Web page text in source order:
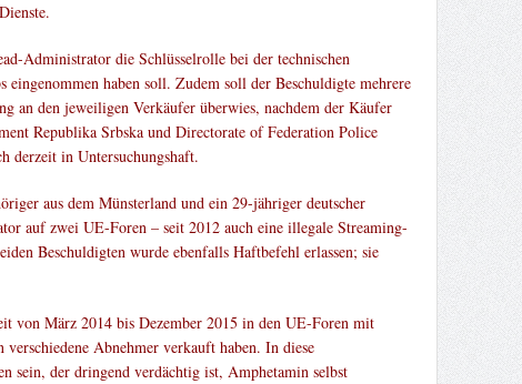
Administrator die Schlüsselrolle bei der technischen
haben soll. Zudem soll der Beschuldigte mehrere
an den jeweiligen Verkäufer überwies, nachdem der Käufer
Republika Srbska und Directorate of Federation Police
derzeit in Untersuchungshaft.
aus dem Münsterland und ein 29-jähriger deutscher
auf zwei UE-Foren – seit 2012 auch eine illegale Streaming-
Beschuldigten wurde ebenfalls Haftbefehl erlassen; sie
von März 2014 bis Dezember 2015 in den UE-Foren mit
Abnehmer verkauft haben. In diese
sein, der dringend verdächtig ist, Amphetamin selbst